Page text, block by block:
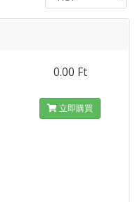
0.00 Ft
立即購買